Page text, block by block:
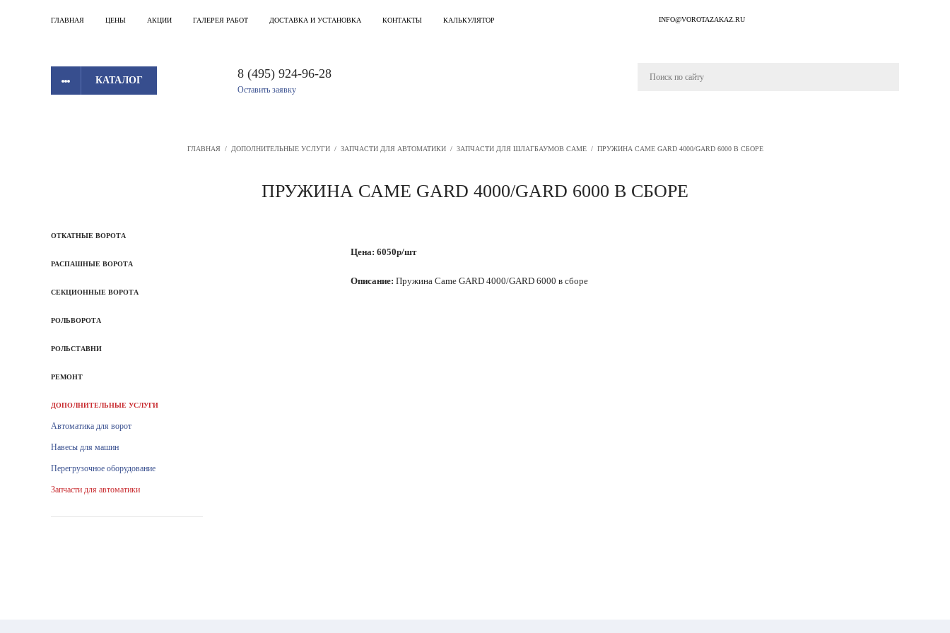
ГЛАВНАЯ ЦЕНЫ АКЦИИ ГАЛЕРЕЯ РАБОТ ДОСТАВКА И УСТАНОВКА КОНТАКТЫ КАЛЬКУЛЯТОР
КАТАЛОГ 8 (495) 924-96-28
Оставить заявку
INFO@VOROTAZAKAZ.RU
ГЛАВНАЯ / ДОПОЛНИТЕЛЬНЫЕ УСЛУГИ / ЗАПЧАСТИ ДЛЯ АВТОМАТИКИ / ЗАПЧАСТИ ДЛЯ ШЛАГБАУМОВ CAME / ПРУЖИНА CAME GARD 4000/GARD 6000 В СБОРЕ
ПРУЖИНА CAME GARD 4000/GARD 6000 В СБОРЕ
ОТКАТНЫЕ ВОРОТА
РАСПАШНЫЕ ВОРОТА
СЕКЦИОННЫЕ ВОРОТА
РОЛЬВОРОТА
РОЛЬСТАВНИ
РЕМОНТ
ДОПОЛНИТЕЛЬНЫЕ УСЛУГИ
Автоматика для ворот
Навесы для машин
Перегрузочное оборудование
Запчасти для автоматики
Цена: 6050р/шт
Описание: Пружина Came GARD 4000/GARD 6000 в сборе